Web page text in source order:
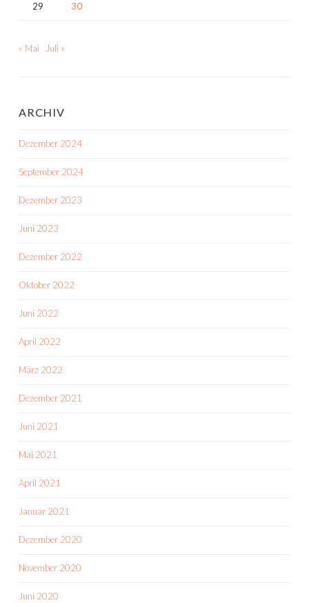
29 30
« Mai Juli »
ARCHIV
Dezember 2024
September 2024
Dezember 2023
Juni 2023
Dezember 2022
Oktober 2022
Juni 2022
April 2022
März 2022
Dezember 2021
Juni 2021
Mai 2021
April 2021
Januar 2021
Dezember 2020
November 2020
Juni 2020